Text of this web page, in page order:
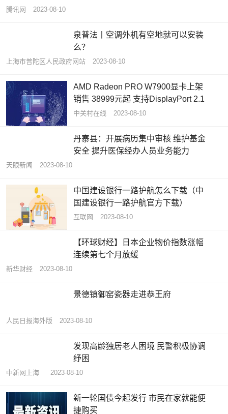
腾讯网 2023-08-10
泉普法丨空调外机有空地就可以安装
么？
上海市普陀区人民政府网站 2023-08-10
AMD Radeon PRO W7900显卡上架
销售 38999元起 支持DisplayPort 2.1
中关村在线 2023-08-10
丹寨县：开展病历集中审核 维护基金
安全 提升医保经办人员业务能力
天眼新闻 2023-08-10
中国建设银行一路护航怎么下载（中
国建设银行一路护航官方下载）
互联网 2023-08-10
【环球财经】日本企业物价指数涨幅
连续第七个月放缓
新华财经 2023-08-10
景德镇御窑瓷器走进恭王府
人民日报海外版 2023-08-10
发现高龄独居老人困境 民警积极协调
纾困
中新网上海 2023-08-10
新一轮国债今起发行 市民在家就能便
捷购买